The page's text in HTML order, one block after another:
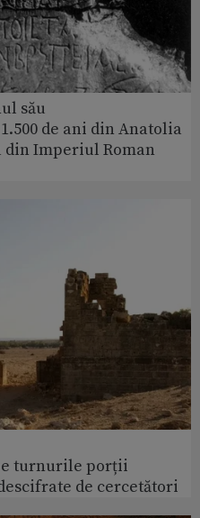
său
de ani din Anatolia
din Imperiul Roman
turnurile porții
de cercetători